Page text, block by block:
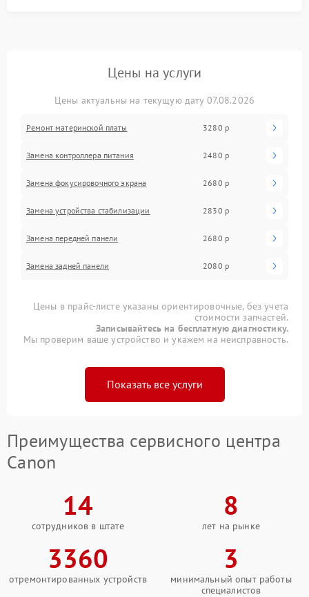
Цены на услуги
Цены актуальны на текущую дату 07.08.2026
Ремонт материнской платы 3280 р
Замена контроллера питания 2480 р
Замена фокусировочного экрана 2680 р
Замена устройства стабилизации 2830 р
Замена передней панели 2680 р
Замена задней панели 2080 р
Цены в прайс-листе указаны ориентировочные, без учета
стоимости запчастей.
Записывайтесь на бесплатную диагностику.
Мы проверим ваше устройство и укажем на неисправность.
Показать все услуги
Преимущества сервисного центра
Canon
14
сотрудников в штате
8
лет на рынке
3360
отремонтированных устройств
3
минимальный опыт работы
специалистов